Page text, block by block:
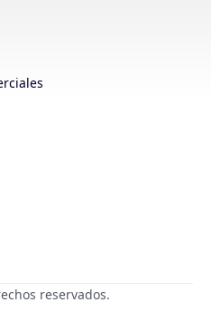
reservados.